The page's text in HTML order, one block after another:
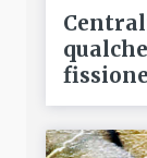
fissione